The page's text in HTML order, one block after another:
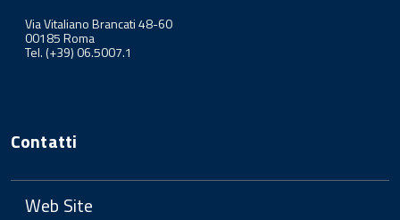
Via Vitaliano Brancati 48-60
00185 Roma
Tel. (+39) 06.5007.1
Contatti
Web Site